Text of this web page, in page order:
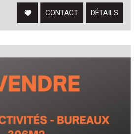
CONTACT DÉTAILS